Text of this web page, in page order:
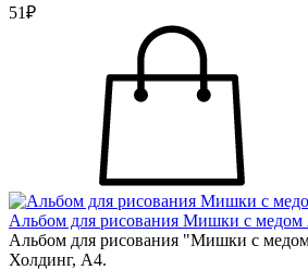
51₽
Альбом для рисования Мишки с
Альбом для рисования "Мишки с
Холдинг, А4.